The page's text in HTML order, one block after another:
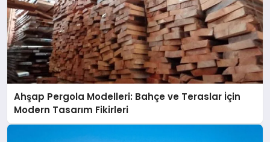
Ahşap Pergola Modelleri: Bahçe ve Teraslar İçin
Modern Tasarım Fikirleri